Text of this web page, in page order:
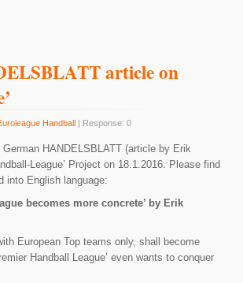
article on
Handball | Response: 0
HANDELSBLATT (article by Erik
League’ Project on 18.1.2016. Please find
into English language:
becomes more concrete’ by Erik
European Top teams only, shall become
Handball League’ even wants to conquer